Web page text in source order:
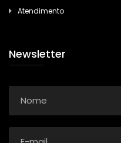
Atendimento
Newsletter